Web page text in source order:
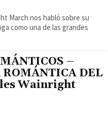
March nos habló sobre su
como una de las grandes
–
ROMÁNTICA DEL
Wainright